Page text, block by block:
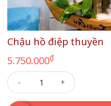
Chậu hồ điệp thuyền
5.750.000₫
Chậu hồ điệp thuyền số lượng